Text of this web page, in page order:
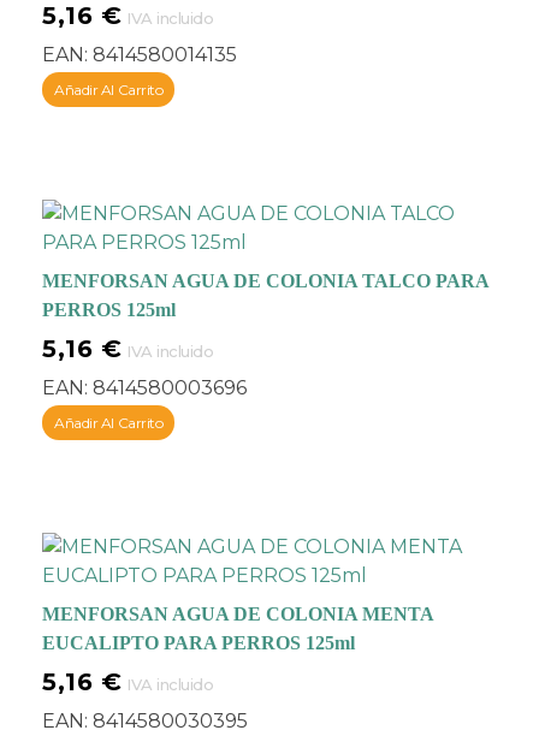
5,16 € IVA incluido
EAN: 8414580014135
Añadir Al Carrito
MENFORSAN AGUA DE COLONIA TALCO PARA
PERROS 125ml
5,16 € IVA incluido
EAN: 8414580003696
Añadir Al Carrito
MENFORSAN AGUA DE COLONIA MENTA
EUCALIPTO PARA PERROS 125ml
5,16 € IVA incluido
EAN: 8414580030395